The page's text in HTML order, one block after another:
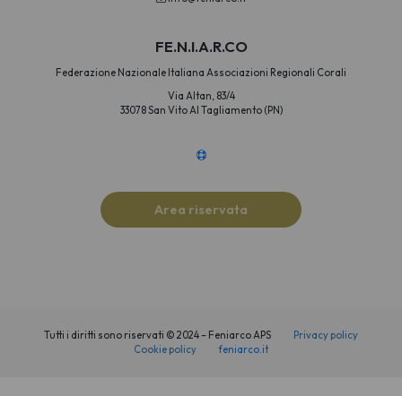
FE.N.I.A.R.CO
Federazione Nazionale Italiana Associazioni Regionali Corali
Via Altan, 83/4
33078 San Vito Al Tagliamento (PN)
Area riservata
Tutti i diritti sono riservati © 2024 – Feniarco APS
Privacy policy
Cookie policy
feniarco.it